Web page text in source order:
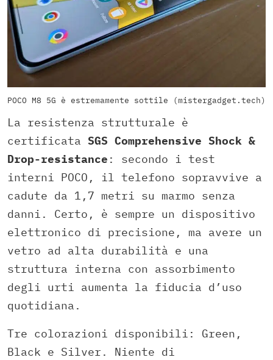
POCO M8 5G è estremamente sottile (mistergadget.tech)
La resistenza strutturale è
certificata SGS Comprehensive Shock &
Drop-resistance : secondo i test
interni POCO, il telefono sopravvive a
cadute da 1,7 metri su marmo senza
danni. Certo, è sempre un dispositivo
elettronico di precisione, ma avere un
vetro ad alta durabilità e una
struttura interna con assorbimento
degli urti aumenta la fiducia d’uso
quotidiana.
Tre colorazioni disponibili: Green,
Black e Silver. Niente di